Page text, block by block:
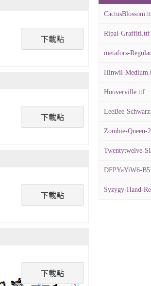
下載點
下載點
下載點
下載點
Ripai-Graffiti.ttf
metafors-
Hinwil-
Hooverville.ttf
LeeBee-
Zombie-Queen-
Twentytwelve-
DFPYaYiW6-
Syzygy-Hand-